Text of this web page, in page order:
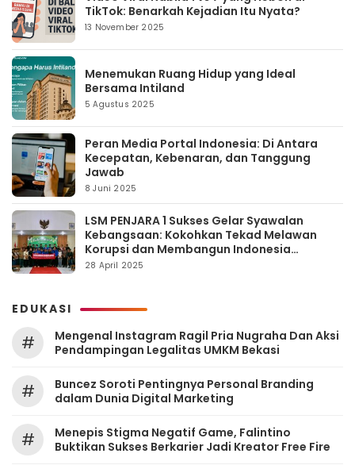
TikTok: Benarkah Kejadian Itu Nyata?
13 November 2025
Menemukan Ruang Hidup yang Ideal
Bersama Intiland
5 Agustus 2025
Peran Media Portal Indonesia: Di Antara
Kecepatan, Kebenaran, dan Tanggung
Jawab
8 Juni 2025
LSM PENJARA 1 Sukses Gelar Syawalan
Kebangsaan: Kokohkan Tekad Melawan
Korupsi dan Membangun Indonesia
Berintegritas
28 April 2025
EDUKASI
#
Mengenal Instagram Ragil Pria Nugraha Dan Aksi
Pendampingan Legalitas UMKM Bekasi
#
‎Buncez Soroti Pentingnya Personal Branding
dalam Dunia Digital Marketing
#
Menepis Stigma Negatif Game, Falintino
Buktikan Sukses Berkarier Jadi Kreator Free Fire